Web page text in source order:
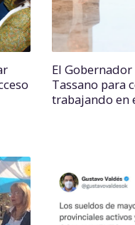
El
Tassano para
trabajando en